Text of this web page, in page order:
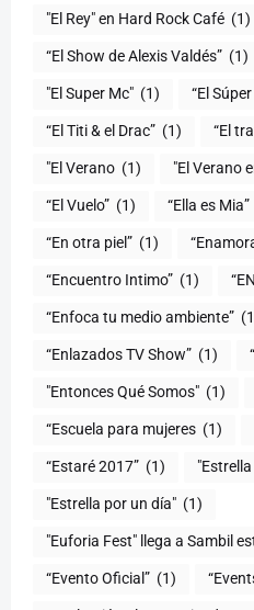
"El Rey" en Hard Rock Café (1)
“El Show de Alexis Valdés” (1)
"El Super Mc" (1)
“El Titi & el Drac” (1) “El
"El Verano (1) "El Verano
(1) “Ella es Mia”
“En otra piel” (1)
“Encuentro Intimo” (1)
“Enfoca tu medio ambiente”
“Enlazados TV Show” (1)
"Entonces Qué Somos" (1)
“Escuela para mujeres (1)
“Estaré 2017” (1) "Estrella
"Estrella por un día" (1)
"Euforia Fest" llega a Sambil
“Evento Oficial” (1)